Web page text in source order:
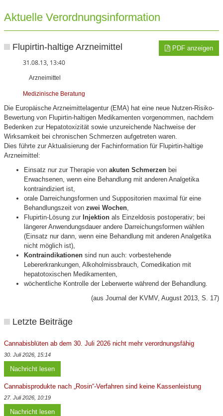
Aktuelle Verordnungsinformation
PDF anzeigen
Flupirtin-haltige Arzneimittel
31.08.13, 13:40
Arzneimittel
Medizinische Beratung
Die Europäische Arzneimittelagentur (EMA) hat eine neue Nutzen-Risiko-
Bewertung von Flupirtin-haltigen Medikamenten vorgenommen, nachdem
Bedenken zur Hepatotoxizität sowie unzureichende Nachweise der
Wirksamkeit bei chronischen Schmerzen aufgetreten waren.
Dies führte zur Aktualisierung der Fachinformation für Flupirtin-haltige
Arzneimittel:
Einsatz nur zur Therapie von akuten Schmerzen bei
Erwachsenen, wenn eine Behandlung mit anderen Analgetika
kontraindiziert ist,
orale Darreichungsformen und Suppositorien maximal für eine
Behandlungszeit von zwei Wochen,
Flupirtin-Lösung zur Injektion als Einzeldosis postoperativ; bei
längerer Anwendungsdauer andere Darreichungsformen wählen
(Einsatz nur dann, wenn eine Behandlung mit anderen Analgetika
nicht möglich ist),
Kontraindikationen sind nun auch: vorbestehende
Lebererkrankungen, Alkoholmissbrauch, Comedikation mit
hepatotoxischen Medikamenten,
wöchentliche Kontrolle der Leberwerte während der Behandlung.
(aus Journal der KVMV, August 2013, S. 17)
Letzte Beiträge
Cannabisblüten ab dem 30. Juli 2026 nicht mehr verordnungsfähig
30. Juli 2026, 15:14
Nachricht lesen
Cannabisprodukte nach „Rosin“-Verfahren sind keine Kassenleistung
27. Juli 2026, 10:19
Nachricht lesen